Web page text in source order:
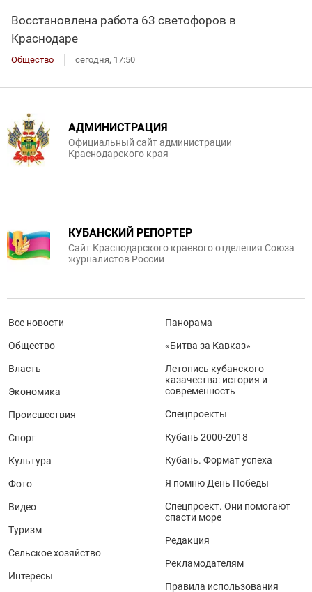
Восстановлена работа 63 светофоров в
Краснодаре
Общество сегодня, 17:50
АДМИНИСТРАЦИЯ
Официальный сайт администрации
Краснодарского края
КУБАНСКИЙ РЕПОРТЕР
Сайт Краснодарского краевого отделения Союза
журналистов России
Все новости
Общество
Власть
Экономика
Происшествия
Спорт
Культура
Фото
Видео
Туризм
Сельское хозяйство
Интересы
Панорама
«Битва за Кавказ»
Летопись кубанского
казачества: история и
современность
Спецпроекты
Кубань 2000-2018
Кубань. Формат успеха
Я помню День Победы
Спецпроект. Они помогают
спасти море
Редакция
Рекламодателям
Правила использования